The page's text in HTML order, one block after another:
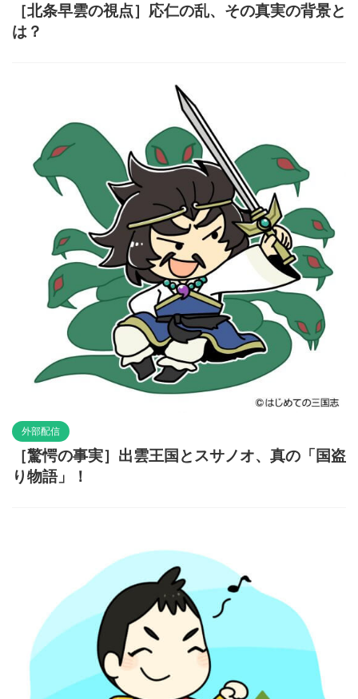
［北条早雲の視点］応仁の乱、その真実の背景と
は？
外部配信
［驚愕の事実］出雲王国とスサノオ、真の「国盗
り物語」！